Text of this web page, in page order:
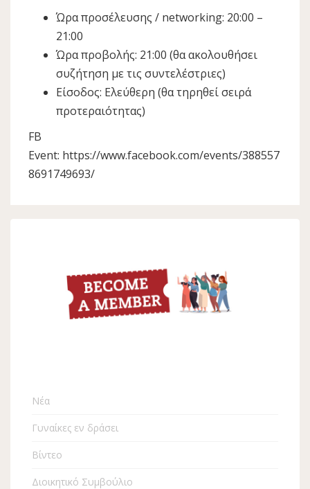
Ώρα προσέλευσης / networking: 20:00 –
21:00
Ώρα προβολής: 21:00 (θα ακολουθήσει
συζήτηση με τις συντελέστριες)
Είσοδος: Ελεύθερη (θα τηρηθεί σειρά
προτεραιότητας)
FB
Event: https://www.facebook.com/events/388557
8691749693/
Νέα
Γυναίκες εν δράσει
Βίντεο
Διοικητικό Συμβούλιο